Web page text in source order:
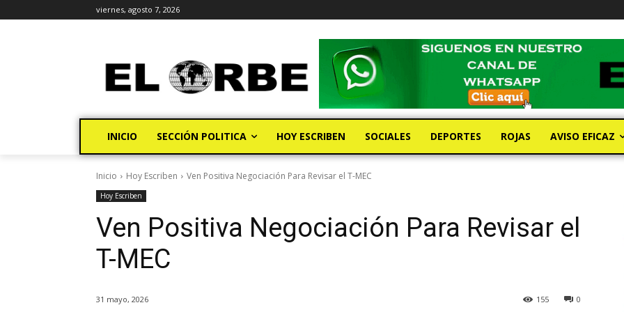
viernes, agosto 7, 2026
INICIO SECCIÓN POLITICA HOY ESCRIBEN SOCIALES DEPORTES ROJAS AVISO EFICAZ
Inicio Hoy Escriben Ven Positiva Negociación Para Revisar el T-MEC
Hoy Escriben
Ven Positiva Negociación Para Revisar el
T-MEC
31 mayo, 2026 0
155